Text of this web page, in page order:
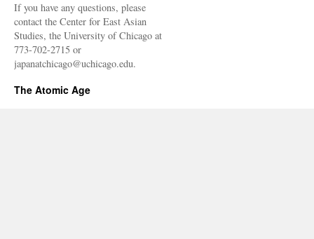
If you have any questions, please
contact the Center for East Asian
Studies, the University of Chicago at
773-702-2715 or
japanatchicago@uchicago.edu.
The Atomic Age